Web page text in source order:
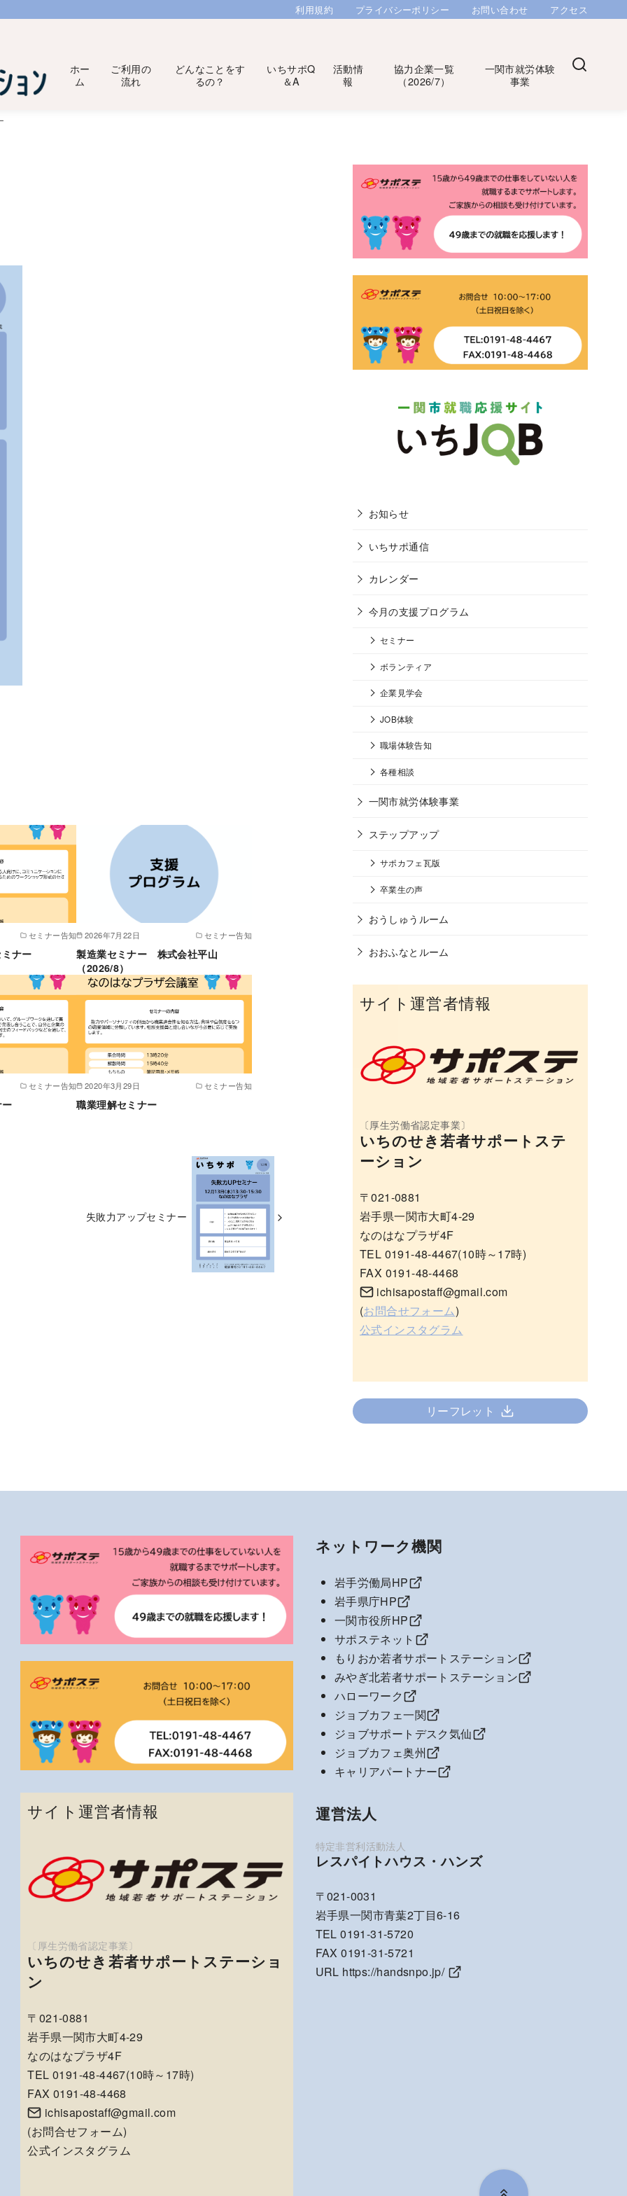
利用規約 プライバシーポリシー お問い合わせ アクセス
ホー
ム
ご利用の
流れ
どんなことをす
るの？
いちサポQ
＆A
活動情
報
協力企業一覧
（2026/7）
一関市就労体験
事業
セミナー告知
ナー
2026年7月22日 セミナー告知
製造業セミナー 株式会社平山
（2026/8）
セミナー告知 2020年3月29日 セミナー告知
職業理解セミナー
失敗力アップセミナー
お知らせ
いちサポ通信
カレンダー
今月の支援プログラム
セミナー
ボランティア
企業見学会
JOB体験
職場体験告知
各種相談
一関市就労体験事業
ステップアップ
サポカフェ瓦版
卒業生の声
おうしゅうルーム
おおふなとルーム
サイト運営者情報
いちのせき若者サポートステ
ーション
〒021-0881
岩手県一関市大町4-29
なのはなプラザ4F
TEL 0191-48-4467(10時～17時)
FAX 0191-48-4468
ichisapostaff@gmail.com
(お問合せフォーム)
公式インスタグラム
リーフレット
サイト運営者情報
いちのせき若者サポートステーショ
ン
〒021-0881
岩手県一関市大町4-29
なのはなプラザ4F
TEL 0191-48-4467(10時～17時)
FAX 0191-48-4468
ichisapostaff@gmail.com
(お問合せフォーム)
公式インスタグラム
ネットワーク機関
岩手労働局HP
岩手県庁HP
一関市役所HP
サポステネット
もりおか若者サポートステーション
みやぎ北若者サポートステーション
ハローワーク
ジョブカフェ一関
ジョブサポートデスク気仙
ジョブカフェ奥州
キャリアパートナー
運営法人
レスパイトハウス・ハンズ
〒021-0031
岩手県一関市青葉2丁目6-16
TEL 0191-31-5720
FAX 0191-31-5721
URL https://handsnpo.jp/